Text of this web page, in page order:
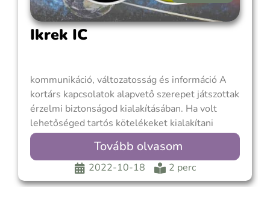
Ikrek IC
kommunikáció, változatosság és információ A
kortárs kapcsolatok alapvető szerepet játszottak
érzelmi biztonságod kialakításában. Ha volt
lehetőséged tartós kötelékeket kialakítani
iskolatársaiddal, barátaiddal és egészséges
testvéri kapcsolataid voltak, akkor felnőttként is
jól fogod érezni magad másokkal. Érdeklődésed
sokoldalú és szellemileg nyitott vagy.
Tovább olvasom
2022-10-18 2 perc